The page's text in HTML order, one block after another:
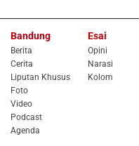
Bandung
Berita
Cerita
Liputan Khusus
Foto
Video
Podcast
Agenda
Esai
Opini
Narasi
Kolom